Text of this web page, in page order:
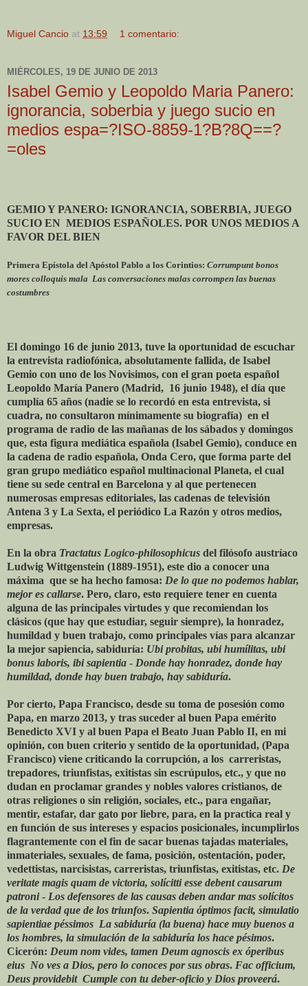
Miguel Cancio at 13:59 1 comentario:
MIÉRCOLES, 19 DE JUNIO DE 2013
Isabel Gemio y Leopoldo Maria Panero:
ignorancia, soberbia y juego sucio en
medios espa=?ISO-8859-1?B?8Q==?
=oles
GEMIO Y PANERO: IGNORANCIA, SOBERBIA, JUEGO
SUCIO EN MEDIOS ESPAÑOLES. POR UNOS MEDIOS A
FAVOR DEL BIEN
Primera Epístola del Apóstol Pablo a los Corintios: Corrumpunt bonos
mores colloquis mala ­ Las conversaciones malas corrompen las buenas
costumbres
El domingo 16 de junio 2013, tuve la oportunidad de escuchar
la entrevista radiofónica, absolutamente fallida, de Isabel
Gemio con uno de los Novisimos, con el gran poeta español
Leopoldo María Panero (Madrid, 16 junio 1948), el día que
cumplía 65 años (nadie se lo recordó en esta entrevista, si
cuadra, no consultaron mínimamente su biografía) en el
programa de radio de las mañanas de los sábados y domingos
que, esta figura mediática española (Isabel Gemio), conduce en
la cadena de radio española, Onda Cero, que forma parte del
gran grupo mediático español multinacional Planeta, el cual
tiene su sede central en Barcelona y al que pertenecen
numerosas empresas editoriales, las cadenas de televisión
Antena 3 y La Sexta, el periódico La Razón y otros medios,
empresas.
En la obra Tractatus Logico-philosophicus del filósofo austríaco
Ludwig Wittgenstein (1889-1951), este dio a conocer una
máxima que se ha hecho famosa: De lo que no podemos hablar,
mejor es callarse. Pero, claro, esto requiere tener en cuenta
alguna de las principales virtudes y que recomiendan los
clásicos (que hay que estudiar, seguir siempre), la honradez,
humildad y buen trabajo, como principales vías para alcanzar
la mejor sapiencia, sabiduría: Ubi probitas, ubi humílitas, ubi
bonus laboris, ibi sapientia - Donde hay honradez, donde hay
humildad, donde hay buen trabajo, hay sabiduría.
Por cierto, Papa Francisco, desde su toma de posesión como
Papa, en marzo 2013, y tras suceder al buen Papa emérito
Benedicto XVI y al buen Papa el Beato Juan Pablo II, en mi
opinión, con buen criterio y sentido de la oportunidad, (Papa
Francisco) viene criticando la corrupción, a los carreristas,
trepadores, triunfistas, exitistas sin escrúpulos, etc., y que no
dudan en proclamar grandes y nobles valores cristianos, de
otras religiones o sin religión, sociales, etc., para engañar,
mentir, estafar, dar gato por liebre, para, en la practica real y
en función de sus intereses y espacios posicionales, incumplirlos
flagrantemente con el fin de sacar buenas tajadas materiales,
inmateriales, sexuales, de fama, posición, ostentación, poder,
vedettistas, narcisistas, carreristas, triunfistas, exitistas, etc. De
veritate magis quam de victoria, solícitti esse debent causarum
patroni- Los defensores de las causas deben andar mas solícitos
de la verdad que de los triunfos. Sapientia óptimos facit, simulatio
sapientiae péssimos La sabiduría (la buena) hace muy buenos a
los hombres, la simulación de la sabiduría los hace pésimos.
Cicerón: Deum nom vides, tamen Deum agnoscis ex óperibus
eius No ves a Dios, pero lo conoces por sus obras. Fac officium,
Deus providebit ­ Cumple con tu deber-oficio y Dios proveerá.